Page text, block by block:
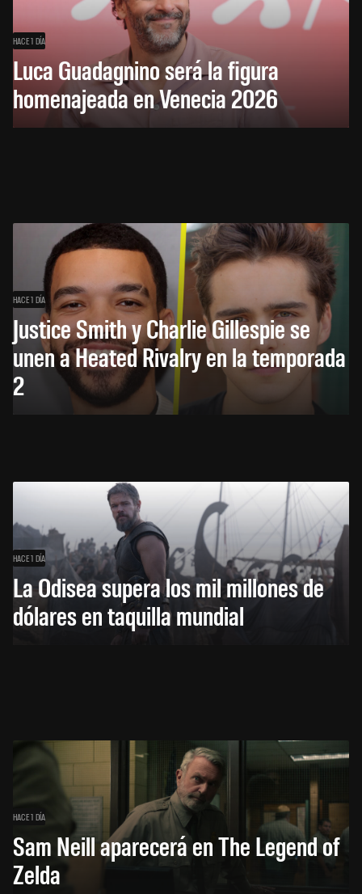
HACE 1 DÍA
Luca Guadagnino será la figura
homenajeada en Venecia 2026
HACE 1 DÍA
Justice Smith y Charlie Gillespie se
unen a Heated Rivalry en la temporada
2
HACE 1 DÍA
La Odisea supera los mil millones de
dólares en taquilla mundial
HACE 1 DÍA
Sam Neill aparecerá en The Legend of
Zelda